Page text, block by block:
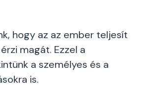
hogy az az ember teljesít
magát. Ezzel a
a személyes és a
is.